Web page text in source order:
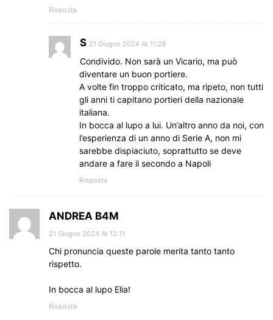
Risposta
S 21 Giugno 2024 At 11:28
Condivido. Non sarà un Vicario, ma può
diventare un buon portiere.
A volte fin troppo criticato, ma ripeto, non tutti
gli anni ti capitano portieri della nazionale
italiana.
In bocca al lupo a lui. Un’altro anno da noi, con
l’esperienza di un anno di Serie A, non mi
sarebbe dispiaciuto, soprattutto se deve
andare a fare il secondo a Napoli
Risposta
ANDREA B4M
21 Giugno 2024 At 12:11
Chi pronuncia queste parole merita tanto tanto
rispetto.
In bocca al lupo Elia!
Risposta